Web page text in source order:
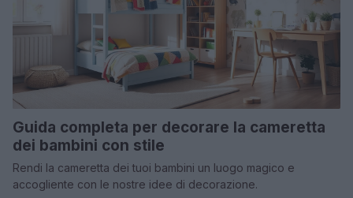
Guida completa per decorare la cameretta
dei bambini con stile
Rendi la cameretta dei tuoi bambini un luogo magico e
accogliente con le nostre idee di decorazione.